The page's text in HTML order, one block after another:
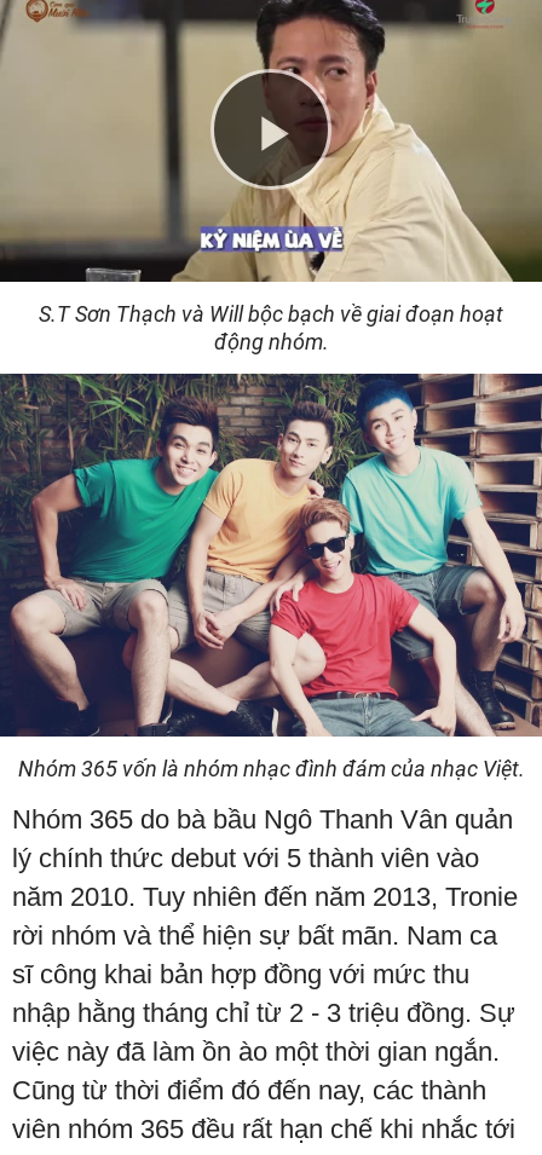
Play
Video
S.T Sơn Thạch và Will bộc bạch về giai đoạn hoạt
động nhóm.
Nhóm 365 vốn là nhóm nhạc đình đám của nhạc Việt.
Nhóm 365 do bà bầu Ngô Thanh Vân quản
lý chính thức debut với 5 thành viên vào
năm 2010. Tuy nhiên đến năm 2013, Tronie
rời nhóm và thể hiện sự bất mãn. Nam ca
sĩ công khai bản hợp đồng với mức thu
nhập hằng tháng chỉ từ 2 - 3 triệu đồng. Sự
việc này đã làm ồn ào một thời gian ngắn.
Cũng từ thời điểm đó đến nay, các thành
viên nhóm 365 đều rất hạn chế khi nhắc tới